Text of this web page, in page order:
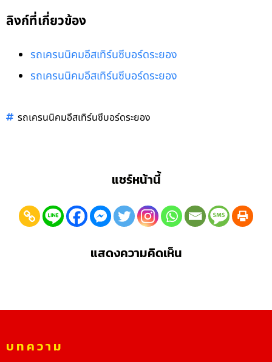
ลิงก์ที่เกี่ยวข้อง
รถเครนนิคมอีสเทิร์นซีบอร์ดระยอง
รถเครนนิคมอีสเทิร์นซีบอร์ดระยอง
รถเครนนิคมอีสเทิร์นซีบอร์ดระยอง
แชร์หน้านี้
แสดงความคิดเห็น
บทความ